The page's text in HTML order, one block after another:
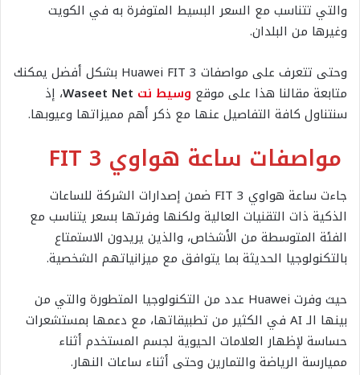
والتي تتناسب مع السعر البسيط المتوفرة به في الكويت
وغيرها من البلدان.
وحتى تتعرف على مواصفات Huawei FIT 3 بشكل أفضل يمكنك
متابعة مقالنا هذا على موقع وسيط نت Waseet Net، إذ
سنتناول كافة التفاصيل عنها مع ذكر أهم مميزاتها وعيوبها.
مواصفات ساعة هواوي FIT 3
جاءت ساعة هواوي FIT 3 ضمن إصدارات الشركة للساعات
الذكية ذات التقنيات العالية ولكنها وفرتها بسعر يتناسب مع
الفئة المتوسطة من الأشخاص، والذين يريدون الاستمتاع
بالتكنولوجيا الحديثة بما يتوافق مع ميزانياتهم الشخصية.
حيث وفرت Huawei عدد من التكنولوجيا المتطورة والتي من
بينها الـ AI في الكثير من تطبيقاتها، مع دعمها بمستشعرات
حساسة لإظهار العلامات الحيوية لجسم المستخدم أثناء
مميارسة الرياضة والتمارين وحتى أثناء ساعات النهار.